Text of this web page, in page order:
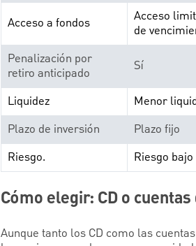
Acceso a fondos
Acceso
de
Penalización por
retiro anticipado
Sí
Liquidez
Menor
Plazo de inversión
Plazo fijo
Riesgo.
Riesgo bajo
Cómo elegir: CD o
Aunque tanto los CD como las